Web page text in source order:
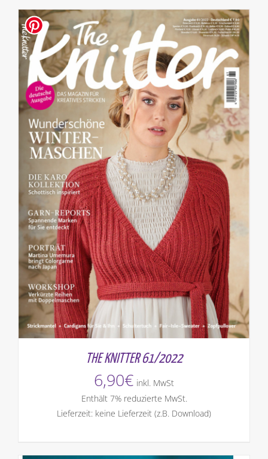
THE KNITTER 61/2022
6,90€ inkl. MwSt
Enthält 7% reduzierte MwSt.
Lieferzeit: keine Lieferzeit (z.B. Download)